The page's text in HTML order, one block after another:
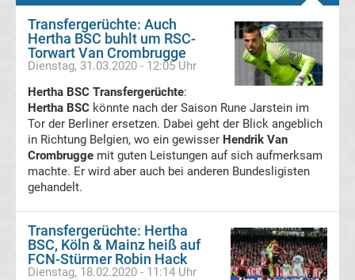
FC
Saarbrücken
Transfergerüchte
1.
FC
Union
Transfergerüchte: Auch
Hertha BSC buhlt um RSC-
Torwart Van Crombrugge
Dienstag, 31.03.2020 - 12:05 Uhr
Hertha BSC Transfergerüchte:
Hertha BSC könnte nach der Saison Rune Jarstein im
Tor der Berliner ersetzen. Dabei geht der Blick angeblich
in Richtung Belgien, wo ein gewisser Hendrik Van
Crombrugge mit guten Leistungen auf sich aufmerksam
machte. Er wird aber auch bei anderen Bundesligisten
gehandelt.
Transfergerüchte: Hertha
BSC, Köln & Mainz heiß auf
FCN-Stürmer Robin Hack
Dienstag, 18.02.2020 - 11:14 Uhr